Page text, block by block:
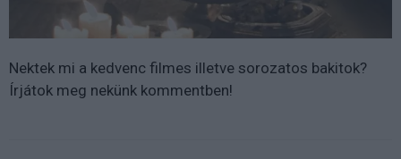
Nektek mi a kedvenc filmes illetve sorozatos bakitok?
Írjátok meg nekünk kommentben!